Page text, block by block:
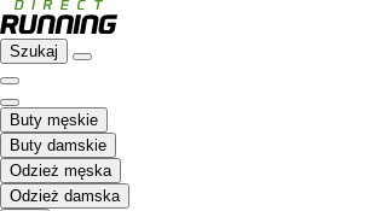
Szukaj
Buty męskie
Buty damskie
Odzież męska
Odzież damska